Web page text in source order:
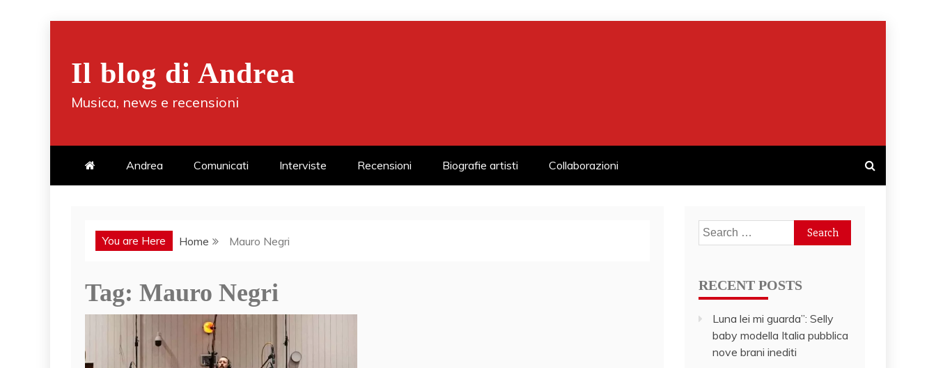
contentIl blog di Andrea
Musica, news e recensioni
Andrea Comunicati Interviste Recensioni Biografie artisti Collaborazioni
You are Here Home Mauro Negri
Tag: Mauro Negri
Search
for:
RECENT POSTS
Luna lei mi guarda”: Selly
baby modella Italia pubblica
nove brani inediti